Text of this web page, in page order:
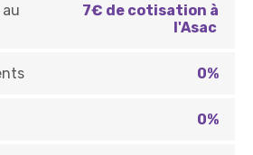
au
7€ de cotisation à
l'Asac
0%
0%